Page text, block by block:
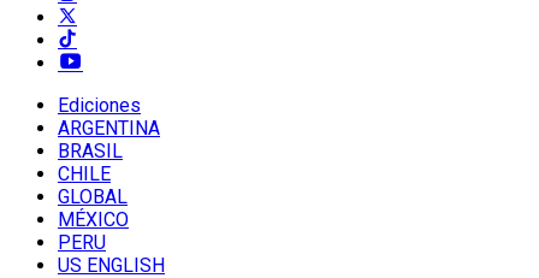
Ediciones
ARGENTINA
BRASIL
CHILE
GLOBAL
MÉXICO
PERU
US ENGLISH